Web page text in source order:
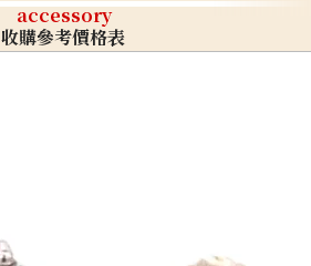
accessory
收購參考價格表